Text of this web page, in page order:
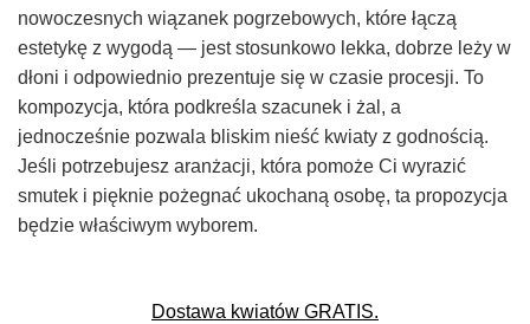
nowoczesnych wiązanek pogrzebowych, które łączą
estetykę z wygodą — jest stosunkowo lekka, dobrze leży w
dłoni i odpowiednio prezentuje się w czasie procesji. To
kompozycja, która podkreśla szacunek i żal, a
jednocześnie pozwala bliskim nieść kwiaty z godnością.
Jeśli potrzebujesz aranżacji, która pomoże Ci wyrazić
smutek i pięknie pożegnać ukochaną osobę, ta propozycja
będzie właściwym wyborem.
Dostawa kwiatów GRATIS.